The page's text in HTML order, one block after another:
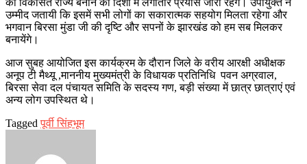
उम्मीद जतायी कि इसमें सभी लोगों का सकारात्मक सहयोग मिलता रहेगा और
भगवान बिरसा मुंडा जी की दृष्टि और सपनों के झारखंड को हम सब मिलकर
बनायेंगे।
आज सुबह आयोजित इस कार्यक्रम के दौरान जिले के वरीय आरक्षी अधीक्षक
अनूप टी मैथ्यू ,माननीय मुख्यमंत्री के विधायक प्रतिनिधि पवन अग्रवाल,
बिरसा सेवा दल पंचायत समिति के सदस्य गण, बड़ी संख्या में छात्र छात्राएं एवं
अन्य लोग उपस्थित थे।
Taggedपूर्वी सिंहभूम